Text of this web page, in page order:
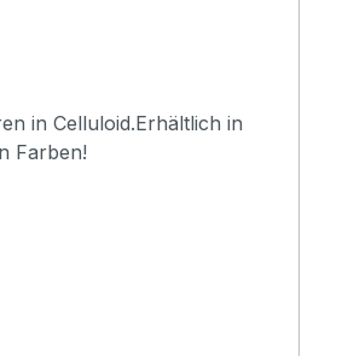
in Celluloid.Erhältlich in
Farben!